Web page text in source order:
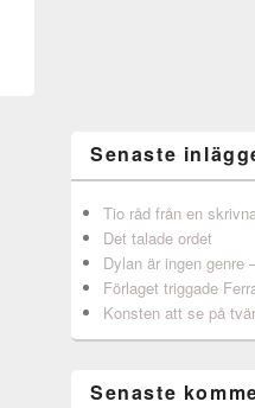
Senaste
Tio råd från en
Det talade ordet
Dylan är ingen
Förlaget triggade
Konsten att se på
Senaste